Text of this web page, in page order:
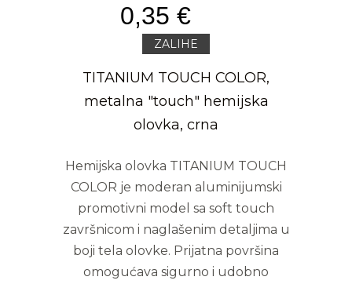
0,35 €
ZALIHE
TITANIUM TOUCH COLOR,
metalna "touch" hemijska
olovka, crna
Hemijska olovka TITANIUM TOUCH
COLOR je moderan aluminijumski
promotivni model sa soft touch
završnicom i naglašenim detaljima u
boji tela olovke. Prijatna površina
omogućava sigurno i udobno